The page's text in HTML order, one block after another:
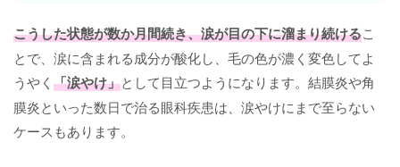
こうした状態が数か月間続き、涙が目の下に溜まり続けるこ
とで、涙に含まれる成分が酸化し、毛の色が濃く変色してよ
うやく 「涙やけ」として目立つようになります。結膜炎や角
膜炎といった数日で治る眼科疾患は、涙やけにまで至らない
ケースもあります。